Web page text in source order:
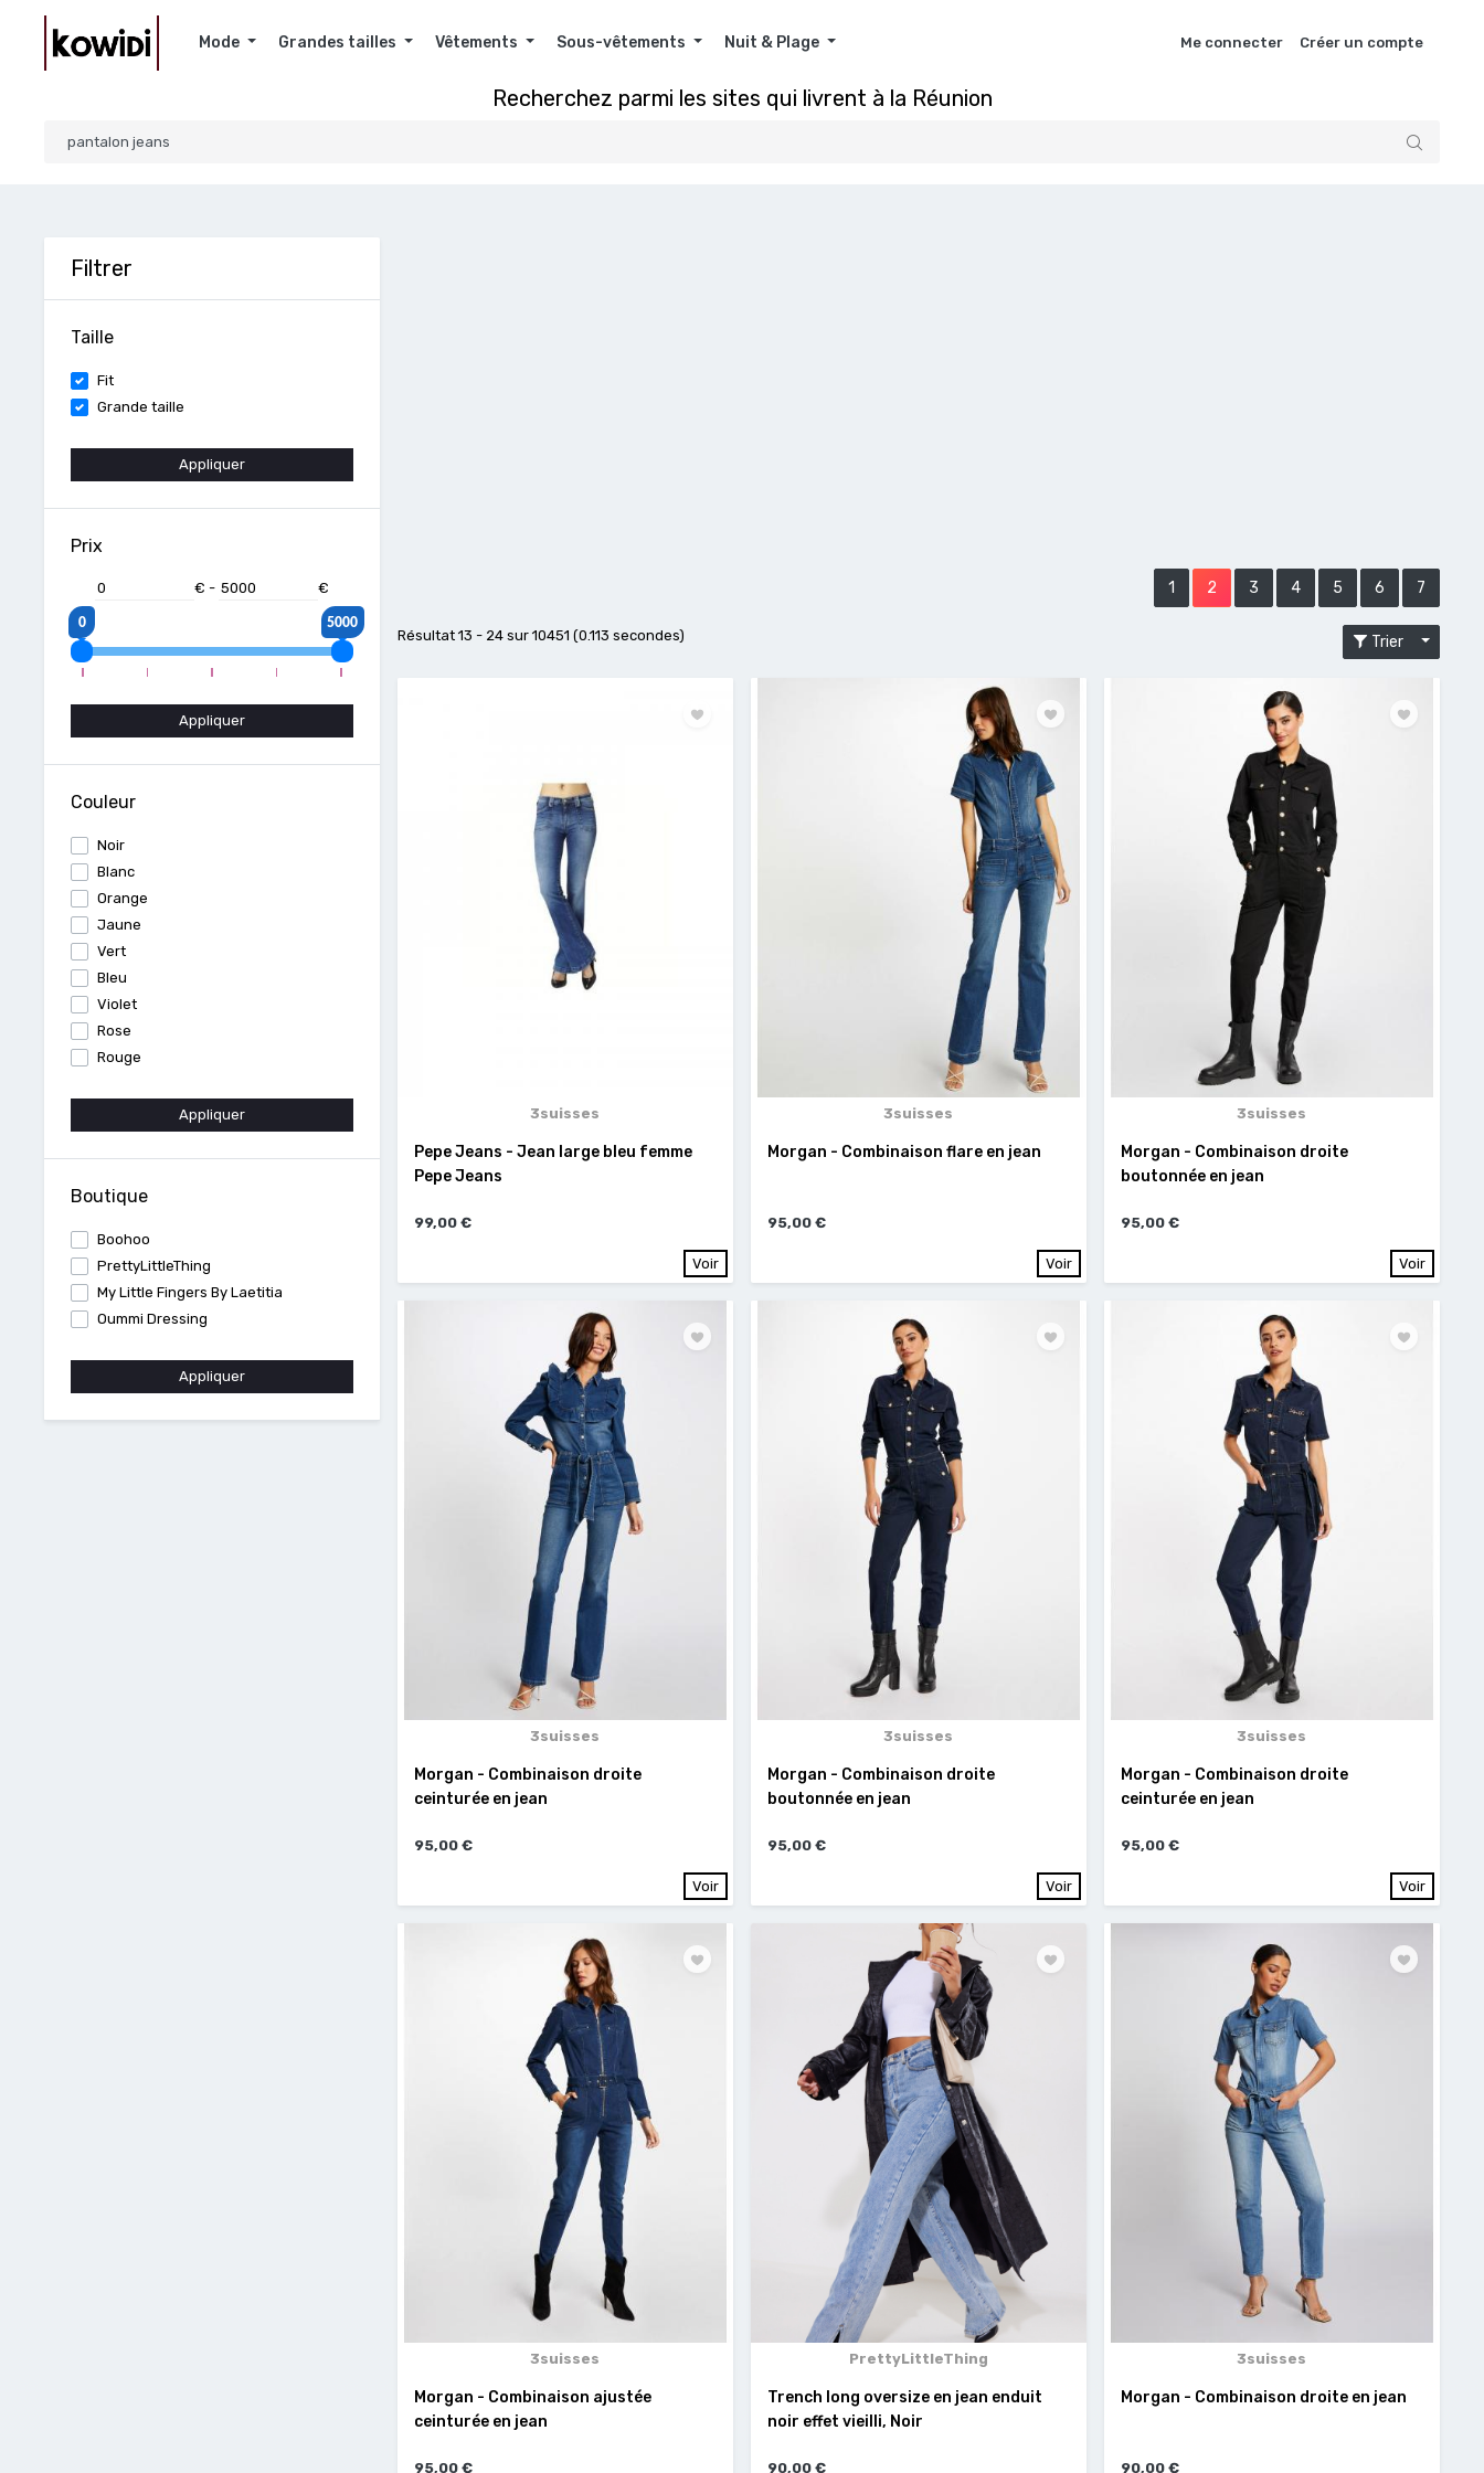
Mode Grandes tailles Vêtements Sous-vêtements Nuit & Plage Me connecter Créer un compte
Recherchez parmi les sites qui livrent à la Réunion
Filtrer
Taille
Fit
Grande taille
Appliquer
Prix
€ - €
0 5000
Appliquer
Couleur
Noir
Blanc
Orange
Jaune
Vert
Bleu
Violet
Rose
Rouge
Appliquer
Boutique
Boohoo
PrettyLittleThing
My Little Fingers By Laetitia
Oummi Dressing
Appliquer
1 2 3 4 5 6 7
Résultat 13 - 24 sur 10451 (0.113 secondes) Trier
3suisses
Pepe Jeans - Jean large bleu femme
Pepe Jeans
99,00 €
Voir
3suisses
Morgan - Combinaison flare en jean
95,00 €
Voir
3suisses
Morgan - Combinaison droite
boutonnée en jean
95,00 €
Voir
3suisses
Morgan - Combinaison droite
ceinturée en jean
95,00 €
Voir
3suisses
Morgan - Combinaison droite
boutonnée en jean
95,00 €
Voir
3suisses
Morgan - Combinaison droite
ceinturée en jean
95,00 €
Voir
3suisses
Morgan - Combinaison ajustée
ceinturée en jean
95,00 €
PrettyLittleThing
Trench long oversize en jean enduit
noir effet vieilli, Noir
90,00 €
3suisses
Morgan - Combinaison droite en jean
90,00 €